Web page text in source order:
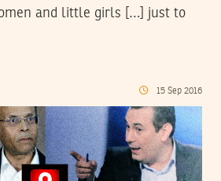
and little girls […] just to
15 Sep 2016